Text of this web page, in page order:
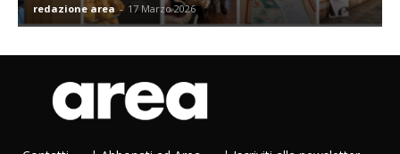
redazione area- 17 Marzo 2026